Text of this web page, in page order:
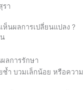
รา
นผลการเปลี่ยนแปลง ?
ลการรักษา
ช้ำ บวมเล็กน้อย หรือควา